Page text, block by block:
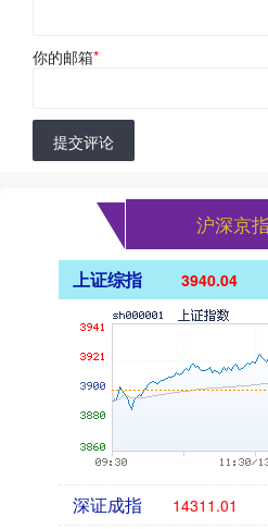
你的邮箱*
提交评论
沪深京
上证综指 3940.04
深证成指 14311.01